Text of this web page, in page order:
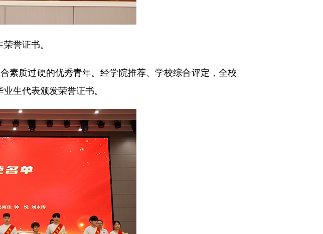
誉证书。
素质过硬的优秀青年。经学院推荐、学校综合评定，全校
生代表颁发荣誉证书。